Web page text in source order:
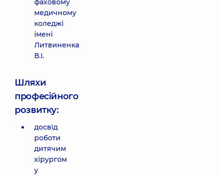
фаховому
медичному
коледжі
імені
Литвиненка
В.І.
Шляхи
професійного
розвитку:
досвід
роботи
дитячим
хірургом
у